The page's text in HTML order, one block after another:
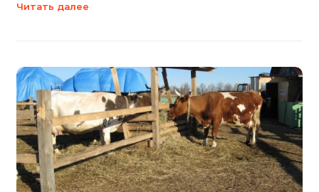
Читать далее